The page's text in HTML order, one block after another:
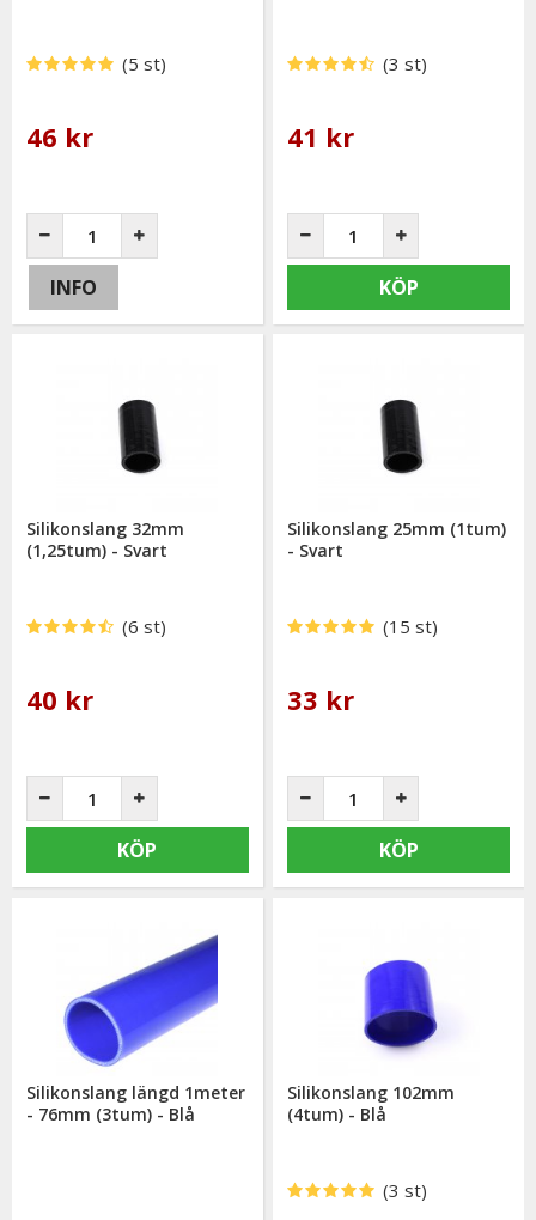
(5 st)
46 kr
INFO
(3 st)
41 kr
KÖP
Silikonslang 32mm
(1,25tum) - Svart
(6 st)
40 kr
KÖP
Silikonslang 25mm (1tum)
- Svart
(15 st)
33 kr
KÖP
Silikonslang längd 1meter
- 76mm (3tum) - Blå
Silikonslang 102mm
(4tum) - Blå
(3 st)